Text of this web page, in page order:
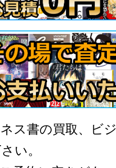
ス書の買取、ビ
い。